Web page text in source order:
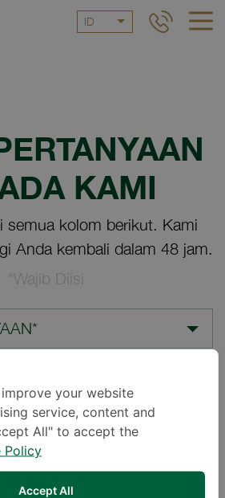
ID
KAMI
semua kolom berikut. Kami
Anda kembali dalam 48 jam.
*Wajib Diisi
your website
service, content and
All" to accept the
Policy
Accept All